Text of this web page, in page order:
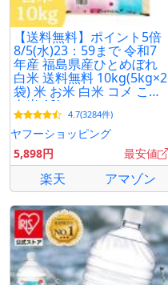
【送料無料】ポイント5倍
8/5(水)23：59まで 令和7
年産 福島県産ひとめぼれ
白米 送料無料 10kg(5kg×2
袋) 米 お米 白米 コメ こめ
白米 10kg
4.7(3284件)
ヤフーショッピング
5,898円
最安値
楽天 アマゾン